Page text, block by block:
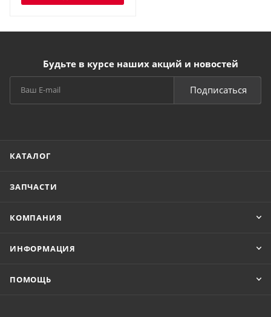
Будьте в курсе наших акций и новостей
Подписаться
КАТАЛОГ
ЗАПЧАСТИ
КОМПАНИЯ
ИНФОРМАЦИЯ
ПОМОЩЬ